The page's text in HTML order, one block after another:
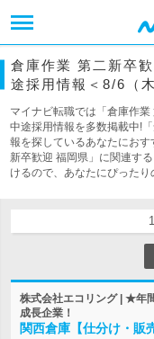
倉庫作業 第二新卒
途採用情報＜8/6（
マイナビ転職では「倉庫作
中途採用情報を多数掲載中!
報を探しているあなたにお
新卒歓迎 福岡県」に関連す
けるので、あなたにぴった
株式会社エコリング | ★年
成長企業！
関西倉庫【仕分け・販